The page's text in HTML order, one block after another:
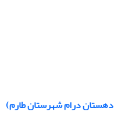
دهستان درام شهرستان طارم)